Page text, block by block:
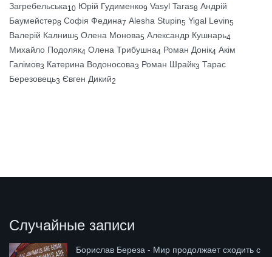
Загребельська10 Юрій Гудименко9 Vasyl Taras8 Андрій
Баумейстер8 Софія Федина7 Alesha Stupin5 Yigal Levin5
Валерій Калниш5 Олена Монова5 Александр Кушнарь4
Михайло Подоляк4 Олена Трибушна4 Роман Донік4 Акім
Галімов3 Катерина Водоносова3 Роман Шрайк3 Тарас
Березовець3 Євген Дикий2
Случайные записи
Борислав Береза - Мир продолжает сходить с